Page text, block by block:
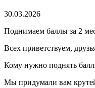
30.03.2026
Поднимаем баллы за 2
Всех приветствуем,
Кому нужно поднять
Мы придумали вам